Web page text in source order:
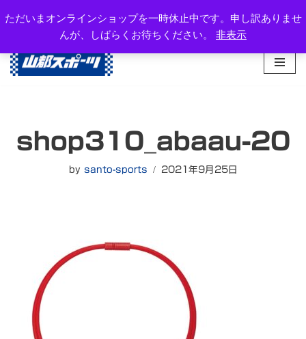
ただいまオンラインショップを一時休止中です。申し訳ありませ
んが、しばらくお待ちください。 非表示
ン
テ
ス
キ
岐阜県高山市西之一色町3-1081-2
TEL：0577-34-3434
shop310_abaau-20
by santo-sports 2021年9月25日